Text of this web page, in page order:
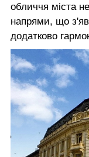
обличчя міста
напрями, що
додатково